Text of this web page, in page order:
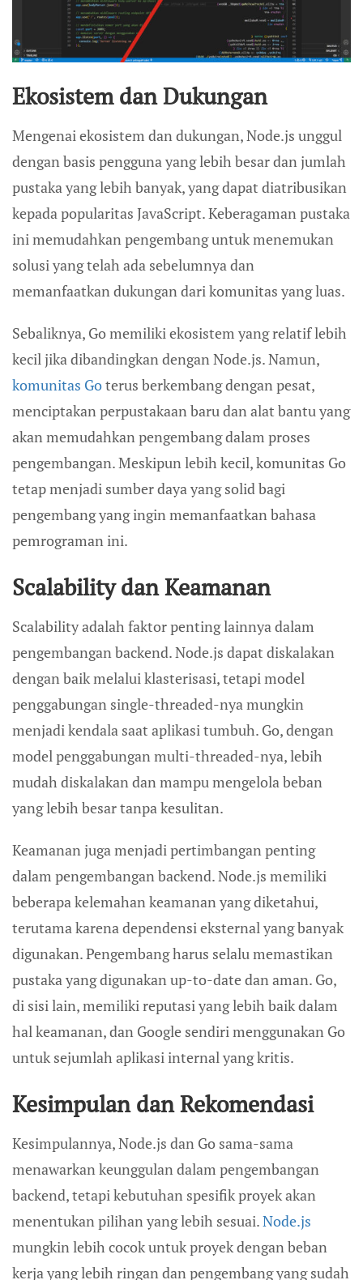
Ekosistem dan Dukungan
Mengenai ekosistem dan dukungan, Node.js unggul
dengan basis pengguna yang lebih besar dan jumlah
pustaka yang lebih banyak, yang dapat diatribusikan
kepada popularitas JavaScript. Keberagaman pustaka
ini memudahkan pengembang untuk menemukan
solusi yang telah ada sebelumnya dan
memanfaatkan dukungan dari komunitas yang luas.
Sebaliknya, Go memiliki ekosistem yang relatif lebih
kecil jika dibandingkan dengan Node.js. Namun,
komunitas Goterus berkembang dengan pesat,
menciptakan perpustakaan baru dan alat bantu yang
akan memudahkan pengembang dalam proses
pengembangan. Meskipun lebih kecil, komunitas Go
tetap menjadi sumber daya yang solid bagi
pengembang yang ingin memanfaatkan bahasa
pemrograman ini.
Scalability dan Keamanan
Scalability adalah faktor penting lainnya dalam
pengembangan backend. Node.js dapat diskalakan
dengan baik melalui klasterisasi, tetapi model
penggabungan single-threaded-nya mungkin
menjadi kendala saat aplikasi tumbuh. Go, dengan
model penggabungan multi-threaded-nya, lebih
mudah diskalakan dan mampu mengelola beban
yang lebih besar tanpa kesulitan.
Keamanan juga menjadi pertimbangan penting
dalam pengembangan backend. Node.js memiliki
beberapa kelemahan keamanan yang diketahui,
terutama karena dependensi eksternal yang banyak
digunakan. Pengembang harus selalu memastikan
pustaka yang digunakan up-to-date dan aman. Go,
di sisi lain, memiliki reputasi yang lebih baik dalam
hal keamanan, dan Google sendiri menggunakan Go
untuk sejumlah aplikasi internal yang kritis.
Kesimpulan dan Rekomendasi
Kesimpulannya, Node.js dan Go sama-sama
menawarkan keunggulan dalam pengembangan
backend, tetapi kebutuhan spesifik proyek akan
menentukan pilihan yang lebih sesuai.Node.js
mungkin lebih cocok untuk proyek dengan beban
kerja yang lebih ringan dan pengembang yang sudah